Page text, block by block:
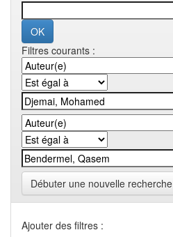
Filtres courants :
Débuter une nouvelle recherche
Ajouter des filtres :